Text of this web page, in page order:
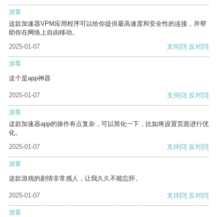
游客
这款加速器VPM应用程序可以给你提供最高速度和安全性的连接，并帮
助你在网络上自由移动。
2025-01-07
支持[0] 反对[0]
游客
这个是app神器
2025-01-07 支持[0] 反对[0]
游客
这款加速器app的操作有点复杂，可以简化一下，比如将设置页面进行优
化。
2025-01-07
支持[0] 反对[0]
游客
这款游戏的剧情非常感人，让我久久不能忘怀。
2025-01-07 支持[0] 反对[0]
游客